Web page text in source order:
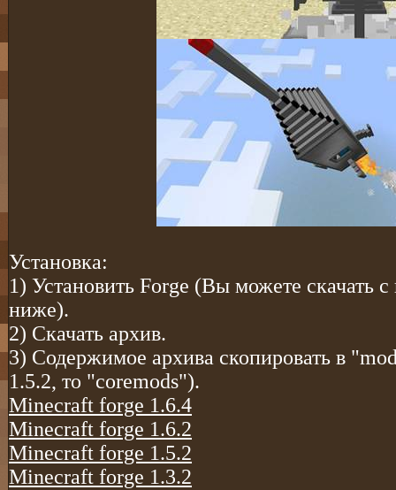
Установка:
1) Установить Forge (Вы можете скачать
ниже).
2) Скачать архив.
3) Содержимое архива скопировать в
1.5.2, то "coremods").
Minecraft forge 1.6.4
Minecraft forge 1.6.2
Minecraft forge 1.5.2
Minecraft forge 1.3.2